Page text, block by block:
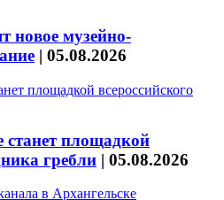
новое музейно-
| 05.08.2026
станет площадкой
гребли | 05.08.2026